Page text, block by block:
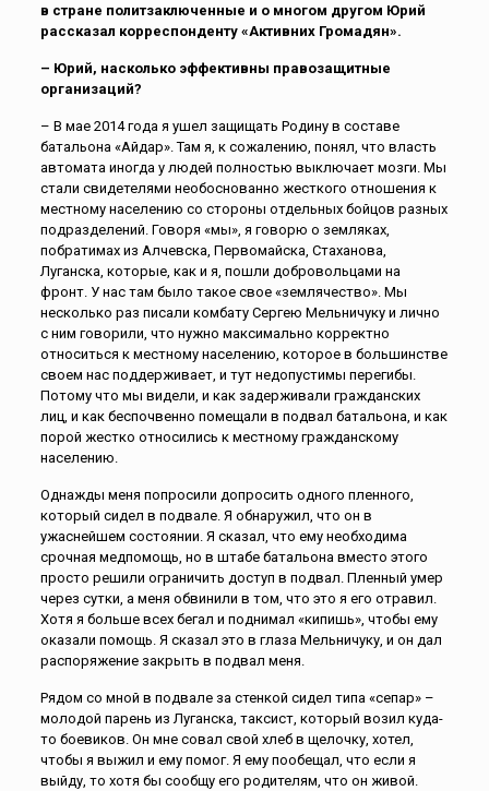
в стране политзаключенные и о многом другом Юрий
рассказал корреспонденту «Активних Громадян».
– Юрий, насколько эффективны правозащитные
организаций?
– В мае 2014 года я ушел защищать Родину в составе
батальона «Айдар». Там я, к сожалению, понял, что власть
автомата иногда у людей полностью выключает мозги. Мы
стали свидетелями необоснованно жесткого отношения к
местному населению со стороны отдельных бойцов разных
подразделений. Говоря «мы», я говорю о земляках,
побратимах из Алчевска, Первомайска, Стаханова,
Луганска, которые, как и я, пошли добровольцами на
фронт. У нас там было такое свое «землячество». Мы
несколько раз писали комбату Сергею Мельничуку и лично
с ним говорили, что нужно максимально корректно
относиться к местному населению, которое в большинстве
своем нас поддерживает, и тут недопустимы перегибы.
Потому что мы видели, и как задерживали гражданских
лиц, и как беспочвенно помещали в подвал батальона, и как
порой жестко относились к местному гражданскому
населению.
Однажды меня попросили допросить одного пленного,
который сидел в подвале. Я обнаружил, что он в
ужаснейшем состоянии. Я сказал, что ему необходима
срочная медпомощь, но в штабе батальона вместо этого
просто решили ограничить доступ в подвал. Пленный умер
через сутки, а меня обвинили в том, что это я его отравил.
Хотя я больше всех бегал и поднимал «кипишь», чтобы ему
оказали помощь. Я сказал это в глаза Мельничуку, и он дал
распоряжение закрыть в подвал меня.
Рядом со мной в подвале за стенкой сидел типа «сепар» –
молодой парень из Луганска, таксист, который возил куда-
то боевиков. Он мне совал свой хлеб в щелочку, хотел,
чтобы я выжил и ему помог. Я ему пообещал, что если я
выйду, то хотя бы сообщу его родителям, что он живой.